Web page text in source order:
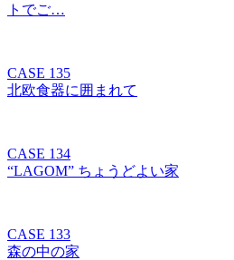
トでご…
CASE 135
北欧食器に囲まれて
CASE 134
“LAGOM” ちょうどよい家
CASE 133
森の中の家